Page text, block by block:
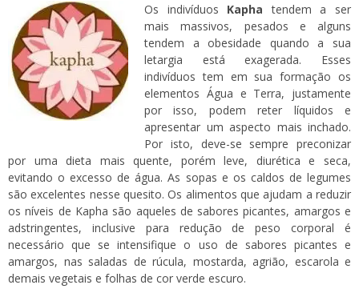
Os indivíduos Kaphatendem a ser
mais massivos, pesados e alguns
tendem a obesidade quando a sua
letargia está exagerada. Esses
indivíduos tem em sua formação os
elementos Água e Terra, justamente
por isso, podem reter líquidos e
apresentar um aspecto mais inchado.
Por isto, deve-se sempre preconizar
por uma dieta mais quente, porém leve, diurética e seca,
evitando o excesso de água. As sopas e os caldos de legumes
são excelentes nesse quesito. Os alimentos que ajudam a reduzir
os níveis de Kapha são aqueles de sabores picantes, amargos e
adstringentes, inclusive para redução de peso corporal é
necessário que se intensifique o uso de sabores picantes e
amargos, nas saladas de rúcula, mostarda, agrião, escarola e
demais vegetais e folhas de cor verde escuro.